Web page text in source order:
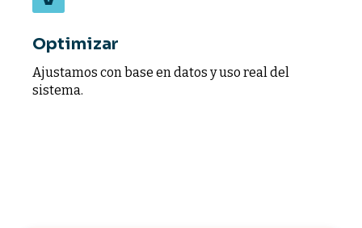
Optimizar
Ajustamos con base en datos y uso real del
sistema.